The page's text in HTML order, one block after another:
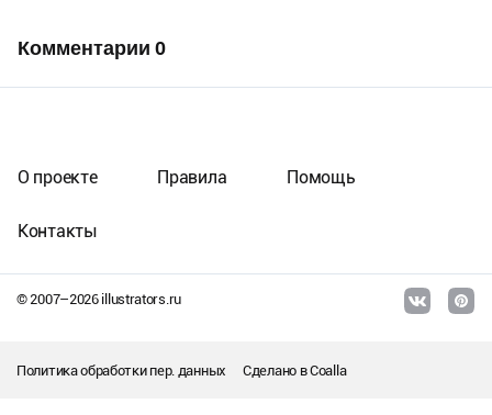
Комментарии 0
© 2007–2026illustrators.ru
О проекте Правила Помощь
Контакты
Политика обработки пер. данных Сделано вCoalla